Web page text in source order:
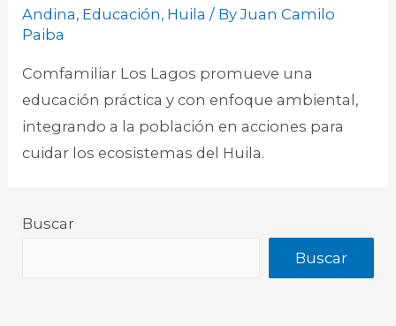
Andina, Educación, Huila / ByJuan Camilo
Paiba
Comfamiliar Los Lagos promueve una
educación práctica y con enfoque ambiental,
integrando a la población en acciones para
cuidar los ecosistemas del Huila.
Buscar
Buscar